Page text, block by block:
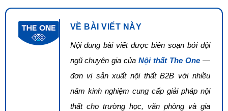
VỀ BÀI VIẾT NÀY
Nội dung bài viết được biên soạn bởi đội
ngũ chuyên gia của Nội thất The One—
đơn vị sản xuất nội thất B2B với nhiều
năm kinh nghiệm cung cấp giải pháp nội
thất cho trường học, văn phòng và gia